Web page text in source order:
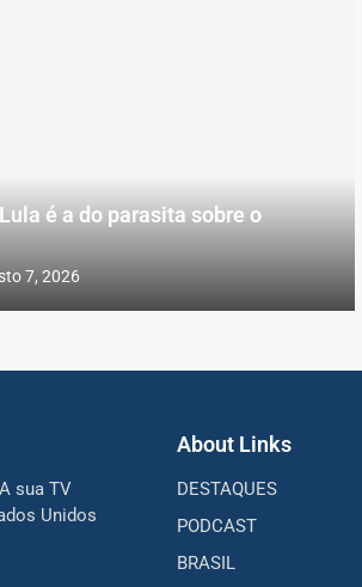
é a do parasita sobre o
7, 2026
sua TV
Unidos
About Links
DESTAQUES
PODCAST
BRASIL